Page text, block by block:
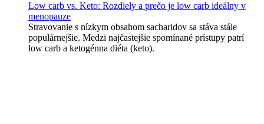
Low carb vs. Keto: Rozdiely a prečo je low carb ideálny v
menopauze
Stravovanie s nízkym obsahom sacharidov sa stáva stále
populárnejšie. Medzi najčastejšie spomínané prístupy patrí
low carb a ketogénna diéta (keto).